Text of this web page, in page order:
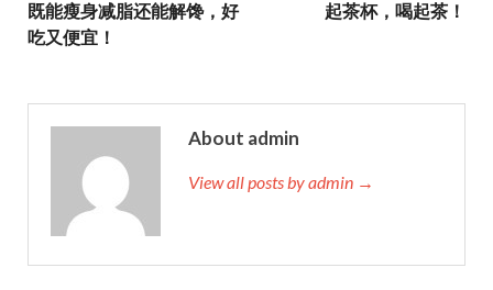
既能瘦身减脂还能解馋，好
吃又便宜！
起茶杯，喝起茶！
About admin
View all posts by admin →